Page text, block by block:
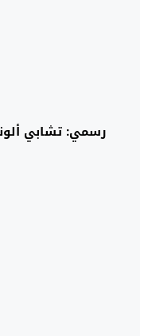
رسمي: تشابي